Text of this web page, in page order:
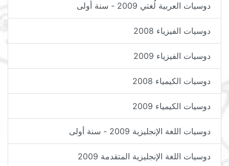
دوسيات العربية لُغتي 2009 - سنة أولى
دوسيات الفيزياء 2008
دوسيات الفيزياء 2009
دوسيات الكيمياء 2008
دوسيات الكيمياء 2009
دوسيات اللغة الإنجليزية 2009 - سنة أولى
دوسيات اللغة الإنجليزية المتقدمة 2009